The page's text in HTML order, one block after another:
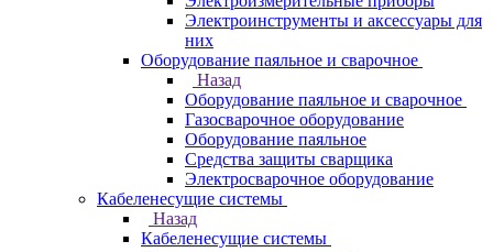
Электроинструменты и аксессуары для
них
Оборудование паяльное и сварочное
Назад
Оборудование паяльное и сварочное
Газосварочное оборудование
Оборудование паяльное
Средства защиты сварщика
Электросварочное оборудование
Кабеленесущие системы
Назад
Кабеленесущие системы